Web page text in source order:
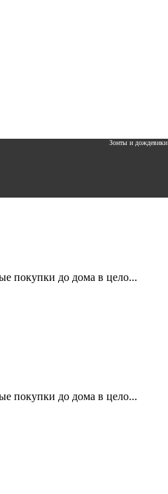
Зонты и дождевики
покупки до дома в цело...
покупки до дома в цело...